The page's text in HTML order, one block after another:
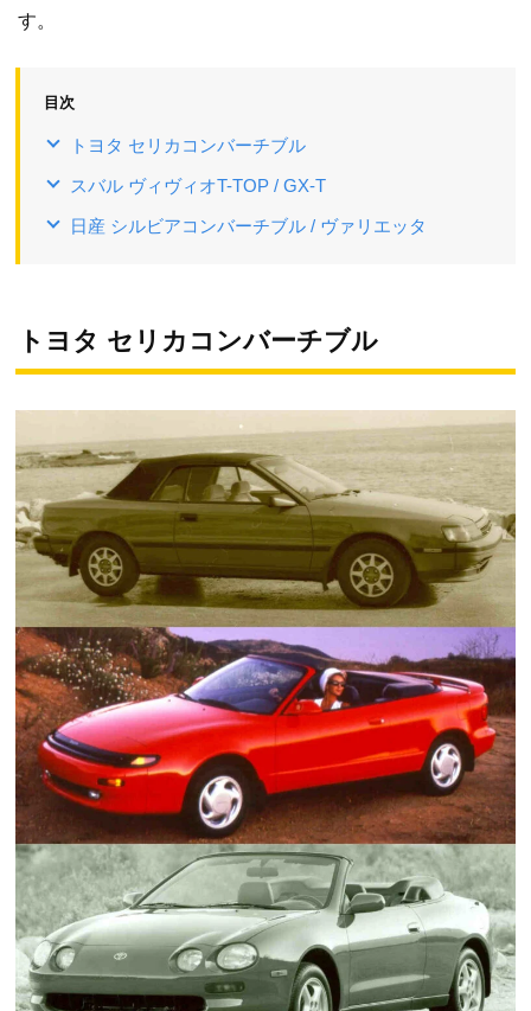
す。
目次
トヨタ セリカコンバーチブル
スバル ヴィヴィオT-TOP / GX-T
日産 シルビアコンバーチブル / ヴァリエッタ
トヨタ セリカコンバーチブル